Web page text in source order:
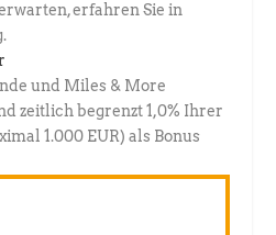
erfahren Sie in
und Miles & More
zeitlich begrenzt 1,0% Ihrer
1.000 EUR) als Bonus